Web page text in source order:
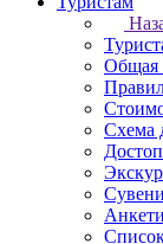
Общая
Схема